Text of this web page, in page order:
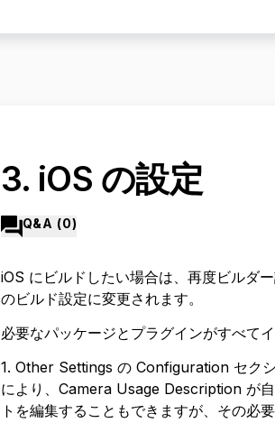
3. iOS の設定
Q&A (0)
iOS にビルドしたい場合は、再度ビルダ
のビルド設定に変更されます。
必要なパッケージとプラグインがすべて
1. Other Settings の Configuration セク
により、Camera Usage Description が
トを編集することもできますが、その必要